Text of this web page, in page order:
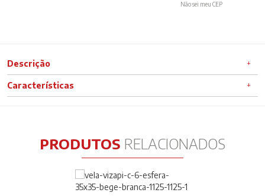
Não sei meu CEP
Descrição
Características
PRODUTOS RELACIONADOS